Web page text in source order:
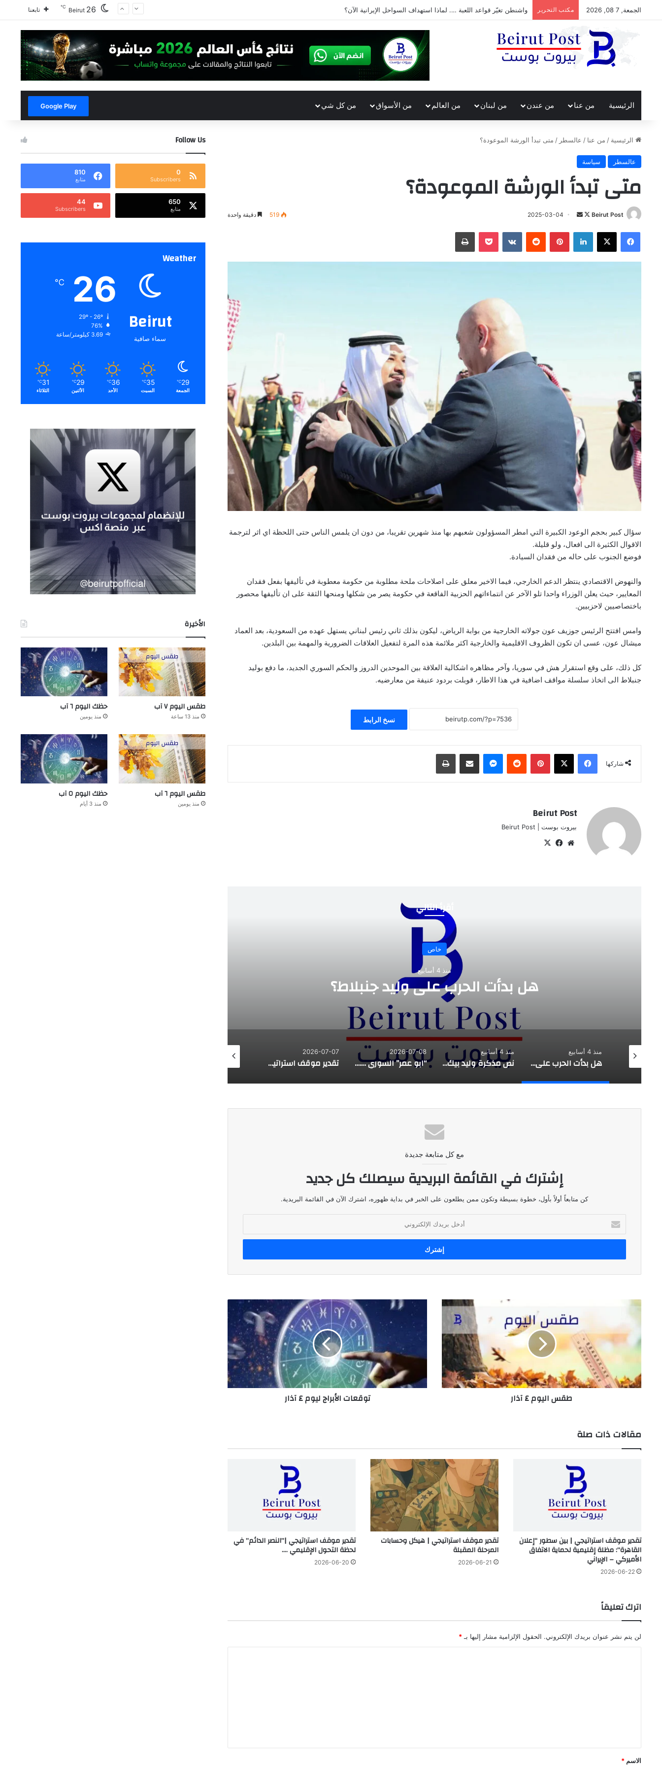
الجمعة, 7 08, 2026 مكتب التحرير واشنطن تغيّر قواعد اللعبة …. لماذا استهداف السواحل الإيرانية الآن؟ Beirut 26
℃ تابعنا
الرئيسية من عنا من عندن من لبنان من العالم من الأسواق من كل شي Google Play
الرئيسية / من عنا / عالسطر / متى تبدأ الورشة الموعودة؟
عالسطر سياسة
متى تبدأ الورشة الموعودة؟
Beirut Post
تابع
X
أرسل
إلكترونيا
2025-03-04
519 دقيقة واحدة
فيسبوك ‫X لينكدإن بينتيريست
‏Reddit
‏VKontakte
‫Pocket طباعة
سؤال كبير بحجم الوعود الكبيرة التي امطر المسؤولون شعبهم بها منذ شهرين تقريبا، من دون ان يلمس الناس حتى اللحظة اي اثر لترجمة
الاقوال الكثيرة الى افعال، ولو قليلة.
فوضع الجنوب على حاله من فقدان السيادة.
والنهوض الاقتصادي ينتظر الدعم الخارجي، فيما الاخير معلق على اصلاحات ملحة مطلوبة من حكومة معطوبة في تأليفها بفعل فقدان
المعايير، حيث يعلن الوزراء واحدا تلو الآخر عن انتماءاتهم الحزبية الفاقعة في حكومة يصر من شكلها ومنحها الثقة على ان تأليفها محصور
باختصاصيين لاحزبيين.
وامس افتتح الرئيس جوزيف عون جولاته الخارجية من بوابة الرياض، ليكون بذلك ثاني رئيس لبناني يستهل عهده من السعودية، بعد العماد
ميشال عون، عسى ان تكون الظروف الاقليمية والخارجية اكثر ملائمة هذه المرة لتفعيل العلاقات الضرورية والمهمة بين البلدين.
كل ذلك، على وقع استقرار هش في سوريا، وآخر مظاهره اشكالية العلاقة بين الموحدين الدروز والحكم السوري الجديد، ما دفع بوليد
جنبلاط الى اتخاذ سلسلة مواقف اضافية في هذا الاطار، قوبلت بردود عنيفة من معارضيه.
نسخ الرابط
شاركها
فيسبوك ‫X بينتيريست
‏Reddit ماسنجر مشاركة عبر البريد طباعة
Beirut Post
بيروت بوست | Beirut Post
موقعفيسبوك
أقرأ التالي
خاص
منذ 4 أسابيع
هل بدأت الحرب على وليد جنبلاط؟
منذ 4 أسابيع
هل بدأت الحرب على وليد جنبلاط؟
منذ 4 أسابيع
نص مذكرة وليد بيك للمجلس المذهبي الدرزي
2026-07-08
“ابو عمر” السوري …. هذه المرة
2026-07-07
تقدير موقف استراتيجي | قراءة في التصريح الاسرائيلي حول نقل المفاوضات مع لبنان من واشنطن الى روما
2026-07-03
مع كل متابعة جديدة
إشترك في القائمة البريدية سيصلك كل جديد
كن متابعاً أولاً بأول، خطوة بسيطة وتكون ممن يطلعون على الخبر في بداية ظهوره، اشترك الآن في القائمة البريدية.
بريدك
الإلكتروني
آذار
طقس اليوم ٤ آذار
توقعات
الأبراج
توقعات الأبراج ليوم ٤ آذار
مقالات ذات صلة
تقدير موقف استراتيجي | بين سطور “إعلان
القاهرة”: مظلة إقليمية لحماية الاتفاق
الأميركي – الإيراني
2026-06-22
تقدير موقف استراتيجي | هيكل وحسابات
المرحلة المقبلة
2026-06-21
تقدير موقف استراتيجي |”النصر الدائم” في
لحظة التحول الإقليمي ….
2026-06-20
اترك تعليقاً
لن يتم نشر عنوان بريدك الإلكتروني. الحقول الإلزامية مشار إليها بـ *
*
الاسم *
Follow Us
0
Subscribers
810
متابع
650
متابع
44
Subscribers
Weather
Beirut
سماء صافية
26
℃
29º - 26º
76%
3.69 كيلومتر/ساعة
29
℃
الجمعة
35
℃
السبت
36
℃
الأحد
29
℃
الأثنين
31
℃
الثلاثاء
الأخيرة
طقس اليوم ٧ آب
منذ 13 ساعة
حظك اليوم ٦ آب
منذ يومين
طقس اليوم ٦ آب
منذ يومين
حظك اليوم ٥ آب
منذ 3 أيام